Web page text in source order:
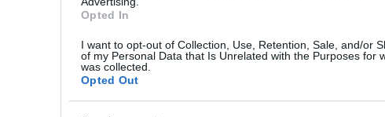
Opted In
I want to opt-out of Collection, Use, Retention, Sale, and/or
of my Personal Data that Is Unrelated with the Purposes for
was collected.
Opted Out